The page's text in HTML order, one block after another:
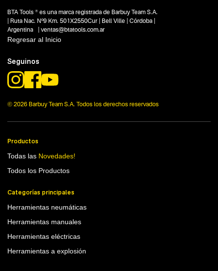
BTA Tools ® es una marca registrada de Barbuy Team S.A.
| Ruta Nac. Nº9 Km. 501X2550Cur | Bell Ville | Córdoba |
Argentina | ventas@btatools.com.ar
Regresar al Inicio
Seguinos
© 2026 Barbuy Team S.A. Todos los derechos reservados
Productos
Todas las Novedades!
Todos los Productos
Categorías principales
Herramientas neumáticas
Herramientas manuales
Herramientas eléctricas
Herramientas a explosión